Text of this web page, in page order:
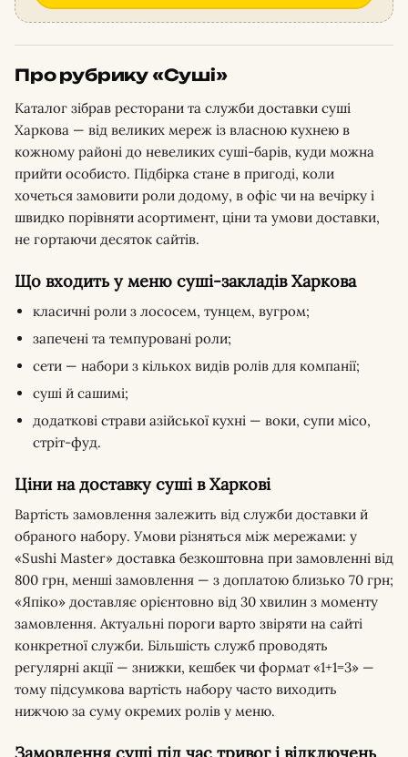
Про рубрику «Суші»
Каталог зібрав ресторани та служби доставки суші
Харкова — від великих мереж із власною кухнею в
кожному районі до невеликих суші-барів, куди можна
прийти особисто. Підбірка стане в пригоді, коли
хочеться замовити роли додому, в офіс чи на вечірку і
швидко порівняти асортимент, ціни та умови доставки,
не гортаючи десяток сайтів.
Що входить у меню суші-закладів Харкова
класичні роли з лососем, тунцем, вугром;
запечені та темпуровані роли;
сети — набори з кількох видів ролів для компанії;
суші й сашимі;
додаткові страви азійської кухні — воки, супи місо,
стріт-фуд.
Ціни на доставку суші в Харкові
Вартість замовлення залежить від служби доставки й
обраного набору. Умови різняться між мережами: у
«Sushi Master» доставка безкоштовна при замовленні від
800 грн, менші замовлення — з доплатою близько 70 грн;
«Япіко» доставляє орієнтовно від 30 хвилин з моменту
замовлення. Актуальні пороги варто звіряти на сайті
конкретної служби. Більшість служб проводять
регулярні акції — знижки, кешбек чи формат «1+1=3» —
тому підсумкова вартість набору часто виходить
нижчою за суму окремих ролів у меню.